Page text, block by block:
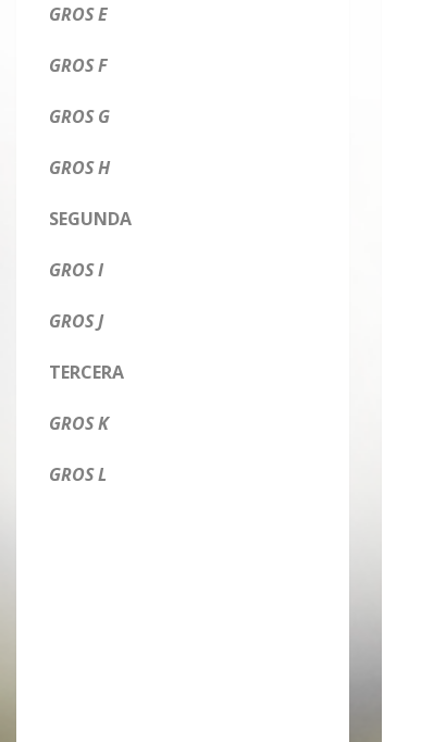
GROS E
GROS F
GROS G
GROS H
SEGUNDA
GROS I
GROS J
TERCERA
GROS K
GROS L